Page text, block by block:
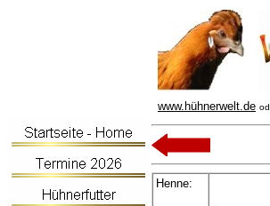
www.hühnerwelt.de od.
Henne: